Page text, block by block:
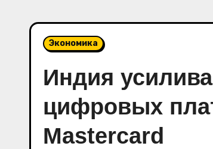
Экономика
Индия
цифровых
Mastercard